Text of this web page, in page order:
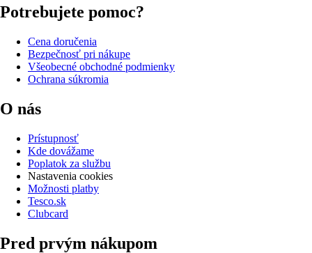
Potrebujete pomoc?
Cena doručenia
Bezpečnosť pri nákupe
Všeobecné obchodné podmienky
Ochrana súkromia
O nás
Prístupnosť
Kde dovážame
Poplatok za službu
Nastavenia cookies
Možnosti platby
Tesco.sk
Clubcard
Pred prvým nákupom